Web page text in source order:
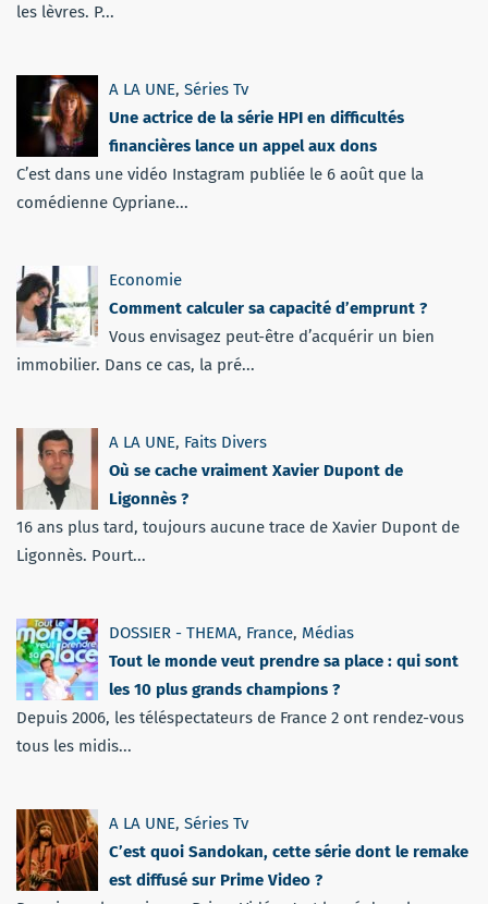
les lèvres. P...
A LA UNE, Séries Tv
Une actrice de la série HPI en difficultés
financières lance un appel aux dons
C’est dans une vidéo Instagram publiée le 6 août que la
comédienne Cypriane...
Economie
Comment calculer sa capacité d’emprunt ?
Vous envisagez peut-être d’acquérir un bien
immobilier. Dans ce cas, la pré...
A LA UNE, Faits Divers
Où se cache vraiment Xavier Dupont de
Ligonnès ?
16 ans plus tard, toujours aucune trace de Xavier Dupont de
Ligonnès. Pourt...
DOSSIER - THEMA, France, Médias
Tout le monde veut prendre sa place : qui sont
les 10 plus grands champions ?
Depuis 2006, les téléspectateurs de France 2 ont rendez-vous
tous les midis...
A LA UNE, Séries Tv
C’est quoi Sandokan, cette série dont le remake
est diffusé sur Prime Video ?